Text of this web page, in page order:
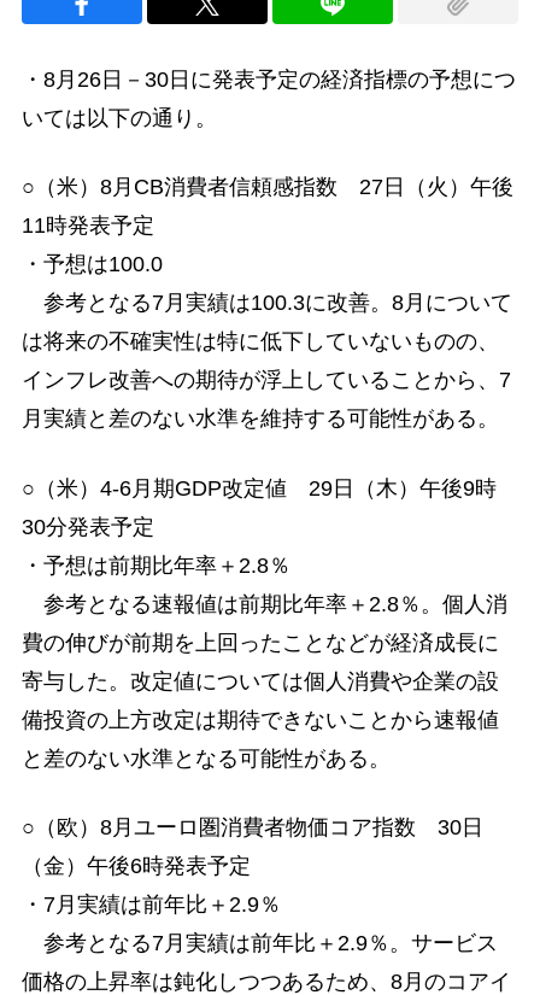
・8月26日－30日に発表予定の経済指標の予想につ
いては以下の通り。
○（米）8月CB消費者信頼感指数 27日（火）午後
11時発表予定
・予想は100.0
参考となる7月実績は100.3に改善。8月について
は将来の不確実性は特に低下していないものの、
インフレ改善への期待が浮上していることから、7
月実績と差のない水準を維持する可能性がある。
○（米）4-6月期GDP改定値 29日（木）午後9時
30分発表予定
・予想は前期比年率＋2.8％
参考となる速報値は前期比年率＋2.8％。個人消
費の伸びが前期を上回ったことなどが経済成長に
寄与した。改定値については個人消費や企業の設
備投資の上方改定は期待できないことから速報値
と差のない水準となる可能性がある。
○（欧）8月ユーロ圏消費者物価コア指数 30日
（金）午後6時発表予定
・7月実績は前年比＋2.9％
参考となる7月実績は前年比＋2.9％。サービス
価格の上昇率は鈍化しつつあるため、8月のコアイ